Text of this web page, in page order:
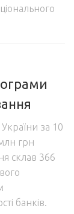
за 10
грн
склав 366
банків.